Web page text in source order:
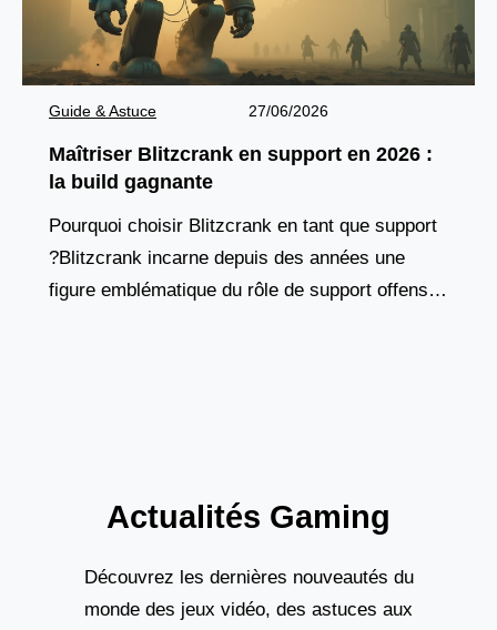
Guide & Astuce 27/06/2026
Maîtriser Blitzcrank en support en 2026 :
la build gagnante
Pourquoi choisir Blitzcrank en tant que support
?Blitzcrank incarne depuis des années une
figure emblématique du rôle de support offensif.
Actualités Gaming
Découvrez les dernières nouveautés du
monde des jeux vidéo, des astuces aux